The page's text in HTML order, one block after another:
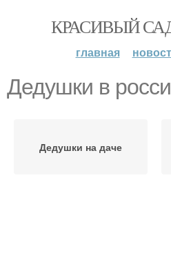
КРАСИВЫЙ
главная
Дедушки в
Дедушки на даче